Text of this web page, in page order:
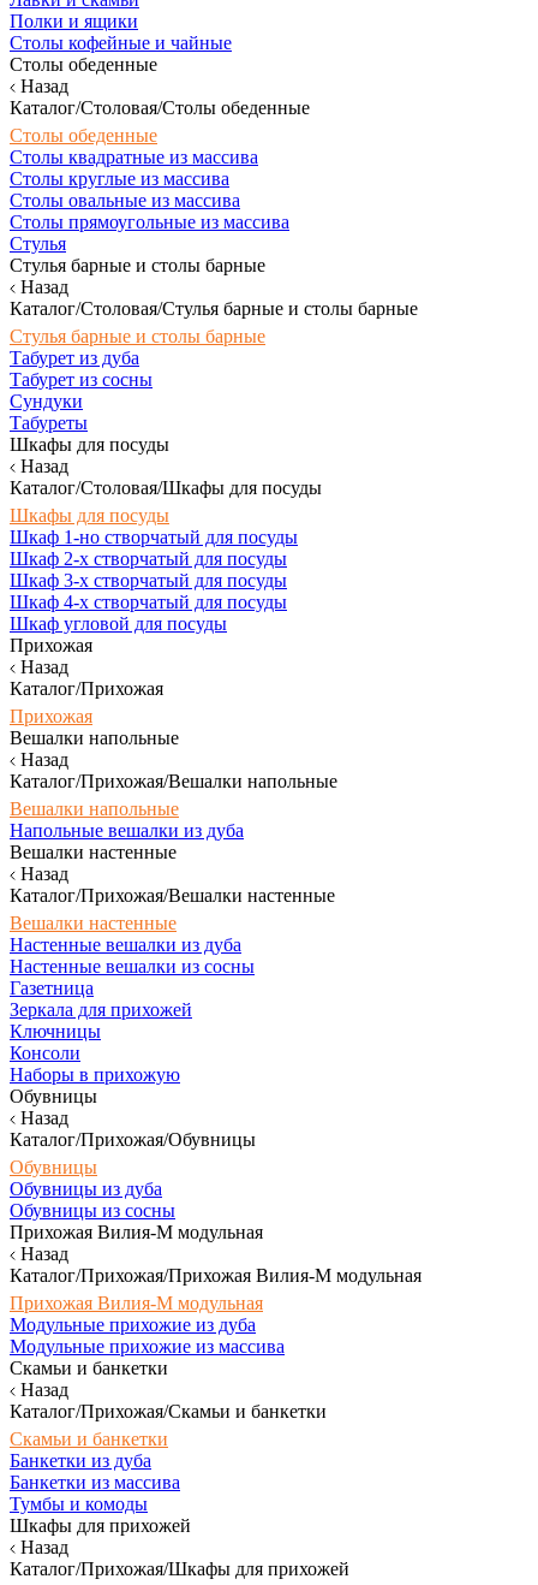
Полки и ящики
Столы кофейные и чайные
Столы обеденные
Назад
Каталог/Столовая/Столы обеденные
Столы обеденные
Столы квадратные из массива
Столы круглые из массива
Столы овальные из массива
Столы прямоугольные из массива
Стулья
Стулья барные и столы барные
Назад
Каталог/Столовая/Стулья барные и столы барные
Стулья барные и столы барные
Табурет из дуба
Табурет из сосны
Сундуки
Табуреты
Шкафы для посуды
Назад
Каталог/Столовая/Шкафы для посуды
Шкафы для посуды
Шкаф 1-но створчатый для посуды
Шкаф 2-х створчатый для посуды
Шкаф 3-х створчатый для посуды
Шкаф 4-х створчатый для посуды
Шкаф угловой для посуды
Прихожая
Назад
Каталог/Прихожая
Прихожая
Вешалки напольные
Назад
Каталог/Прихожая/Вешалки напольные
Вешалки напольные
Напольные вешалки из дуба
Вешалки настенные
Назад
Каталог/Прихожая/Вешалки настенные
Вешалки настенные
Настенные вешалки из дуба
Настенные вешалки из сосны
Газетница
Зеркала для прихожей
Ключницы
Консоли
Наборы в прихожую
Обувницы
Назад
Каталог/Прихожая/Обувницы
Обувницы
Обувницы из дуба
Обувницы из сосны
Прихожая Вилия-М модульная
Назад
Каталог/Прихожая/Прихожая Вилия-М модульная
Прихожая Вилия-М модульная
Модульные прихожие из дуба
Модульные прихожие из массива
Скамьи и банкетки
Назад
Каталог/Прихожая/Скамьи и банкетки
Скамьи и банкетки
Банкетки из дуба
Банкетки из массива
Тумбы и комоды
Шкафы для прихожей
Назад
Каталог/Прихожая/Шкафы для прихожей